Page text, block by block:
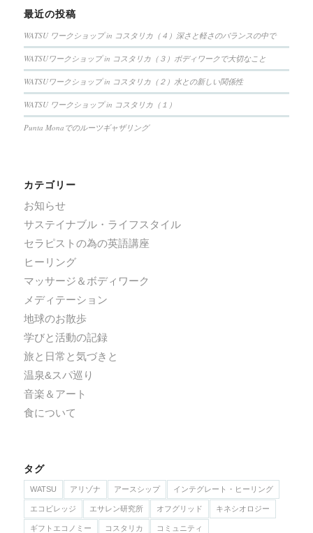
最近の投稿
WATSU ワークショップ in コスタリカ（４）深さと軽さのバランスの中で
WATSUワークショップ in コスタリカ（３）ボディワークで大切なこと
WATSUワークショップ in コスタリカ（２）水との新しい関係性
WATSU ワークショップ in コスタリカ（１）
Punta Monaでのルーツギャザリング
カテゴリー
お知らせ
サステイナブル・ライフスタイル
セラピストの為の英語講座
ヒーリング
マッサージ＆ボディワーク
メディテーション
地球のお散歩
学びと活動の記録
旅と日常と気づきと
温泉&スパ巡り
音楽＆アート
食について
タグ
WATSU アリゾナ アースシップ インテグレート・ヒーリング
エコビレッジ エサレン研究所 オフグリッド キネシオロジー
ギフトエコノミー コスタリカ コミュニティ